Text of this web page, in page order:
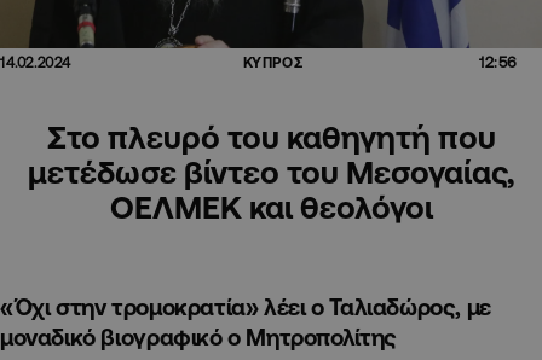
14.02.2024 ΚΥΠΡΟΣ 12:56
Στο πλευρό του καθηγητή που
μετέδωσε βίντεο του Μεσογαίας,
ΟΕΛΜΕΚ και θεολόγοι
«Όχι στην τρομοκρατία» λέει ο Ταλιαδώρος, με
μοναδικό βιογραφικό ο Μητροπολίτης